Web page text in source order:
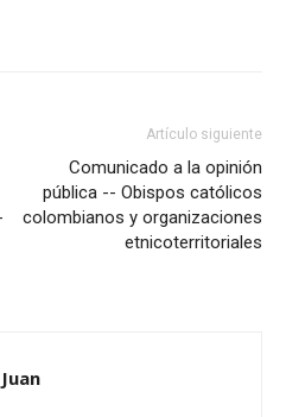
Artículo siguiente
Comunicado a la opinión
pública -- Obispos católicos
colombianos y organizaciones
etnicoterritoriales
Juan